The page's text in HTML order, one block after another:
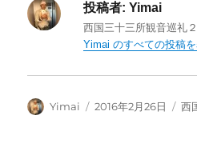
投稿者: Yimai
西国三十三所観音巡礼
Yimai のすべての投稿
投
Yimai
投
2016年2月26日
カ
西